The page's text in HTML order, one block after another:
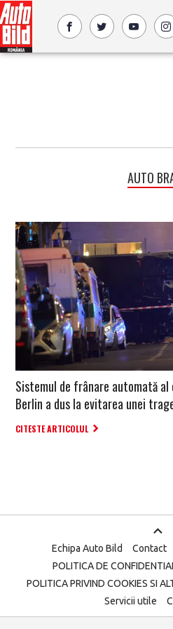
AUTO
Sistemul de frânare automată
Berlin a dus la evitarea unei
CITESTE ARTICOLUL
Echipa Auto Bild Contact
POLITICA DE
POLITICA PRIVIND COOKIES SI
Servicii utile